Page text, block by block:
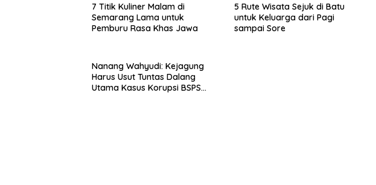
7 Titik Kuliner Malam di
Semarang Lama untuk
Pemburu Rasa Khas Jawa
5 Rute Wisata Sejuk di Batu
untuk Keluarga dari Pagi
sampai Sore
Nanang Wahyudi: Kejagung
Harus Usut Tuntas Dalang
Utama Kasus Korupsi BSPS